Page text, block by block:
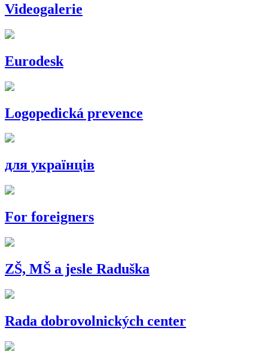
Videogalerie
Eurodesk
Logopedická prevence
для українців
For foreigners
ZŠ, MŠ a jesle Raduška
Rada dobrovolnických center